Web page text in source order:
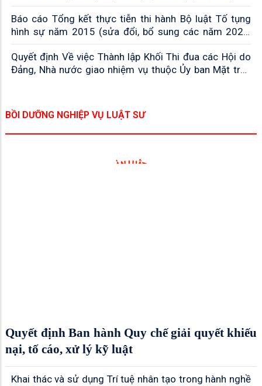
Báo cáo Tổng kết thực tiễn thi hành Bộ luật Tố tụng
hình sự năm 2015 (sửa đổi, bổ sung các năm 2021,
2024 và 2025)
Quyết định Về việc Thành lập Khối Thi đua các Hội do
Đảng, Nhà nước giao nhiệm vụ thuộc Ủy ban Mặt trận
BỒI DƯỠNG NGHIỆP VỤ LUẬT SƯ
Quyết định Ban hành Quy chế giải quyết khiếu
nại, tố cáo, xử lý kỹ luật
Khai thác và sử dụng Trí tuệ nhân tạo trong hành nghề